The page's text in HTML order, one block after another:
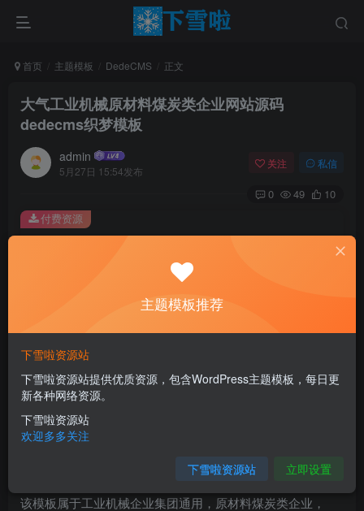
首页 主题模板 DedeCMS 正文
大气工业机械原材料煤炭类企业网站源码
dedecms织梦模板
admin
5月27日 15:54发布
关注 私信
0 49 10
此内容为付费资源，请付费后查看
￥0.01
您当前未登录！建议登陆后购买，可保存购买订单
付费资源
介绍
大气工业机械原材料煤炭类企业网站织梦模板
该模板属于工业机械企业集团通用，原材料煤炭类企业，
主题模板推荐
下雪啦资源站
下雪啦资源站提供优质资源，包含WordPress主题模板，每日更
新各种网络资源。
下雪啦资源站
欢迎多多关注
下雪啦资源站 立即设置